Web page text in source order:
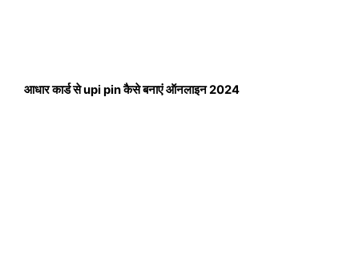
आधार कार्ड से upi pin कैसे बनाएं ऑनलाइन 2024